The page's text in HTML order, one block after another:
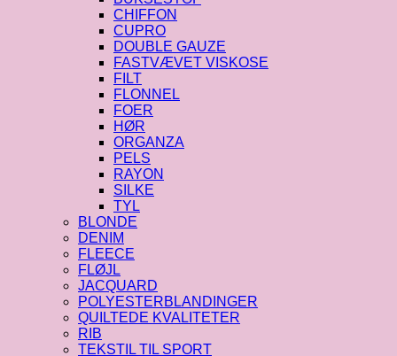
CHIFFON
CUPRO
DOUBLE GAUZE
FASTVÆVET VISKOSE
FILT
FLONNEL
FOER
HØR
ORGANZA
PELS
RAYON
SILKE
TYL
BLONDE
DENIM
FLEECE
FLØJL
JACQUARD
POLYESTERBLANDINGER
QUILTEDE KVALITETER
RIB
TEKSTIL TIL SPORT